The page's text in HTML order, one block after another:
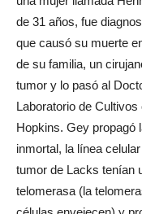
de 31 años, fue
que causó su muerte
de su familia, un
tumor y lo pasó al
Laboratorio de
Hopkins. Gey propagó
inmortal, la línea
tumor de Lacks tenían
telomerasa (la